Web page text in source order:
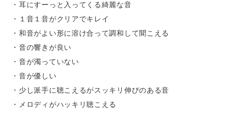
・耳にすーっと入ってくる綺麗な音
・１音１音がクリアでキレイ
・和音がよい形に溶け合って調和して聞こえる
・音の響きが良い
・音が濁っていない
・音が優しい
・少し派手に聴こえるがスッキリ伸びのある音
・メロディがハッキリ聴こえる